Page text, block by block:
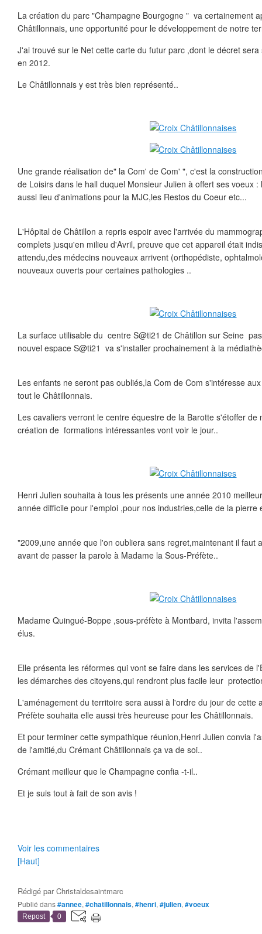
La création du parc "Champagne Bourgogne " va certainement
Châtillonnais, une opportunité pour le développement de notre
J'ai trouvé sur le Net cette carte du futur parc ,dont le décret
en 2012.
Le Châtillonnais y est très bien représenté..
Une grande réalisation de" la Com' de Com' ", c'est la
de Loisirs dans le hall duquel Monsieur Julien à offert ses voeux
aussi lieu d'animations pour la MJC,les Restos du Coeur etc...
L'Hôpital de Châtillon a repris espoir avec l'arrivée du
complets jusqu'en milieu d'Avril, preuve que cet appareil était
attendu,des médecins nouveaux arrivent (orthopédiste,
nouveaux ouverts pour certaines pathologies ..
La surface utilisable du centre S@ti21 de Châtillon sur Seine
nouvel espace S@ti21 va s'installer prochainement à la
Les enfants ne seront pas oubliés,la Com de Com s'intéresse
tout le Châtillonnais.
Les cavaliers verront le centre équestre de la Barotte s'étoffer de
création de formations intéressantes vont voir le jour..
Henri Julien souhaita à tous les présents une année 2010
année difficile pour l'emploi ,pour nos industries,celle de la pierre
"2009,une année que l'on oubliera sans regret,maintenant il faut
avant de passer la parole à Madame la Sous-Préfète..
Madame Quingué-Boppe ,sous-préfète à Montbard, invita
élus.
Elle présenta les réformes qui vont se faire dans les services de
les démarches des citoyens,qui rendront plus facile leur
L'aménagement du territoire sera aussi à l'ordre du jour de cette
Préfète souhaita elle aussi très heureuse pour les Châtillonnais.
Et pour terminer cette sympathique réunion,Henri Julien convia
de l'amitié,du Crémant Châtillonnais ça va de soi..
Crémant meilleur que le Champagne confia -t-il..
Et je suis tout à fait de son avis !
Voir les commentaires
[Haut]
Rédigé parChristaldesaintmarc
Publié dans#annee, #chatillonnais, #henri, #julien, #voeux
Repost 0